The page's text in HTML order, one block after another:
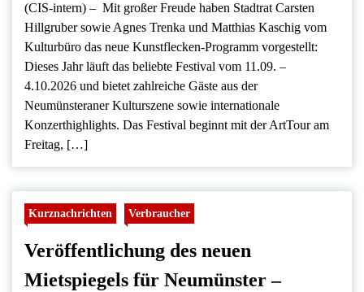
(CIS-intern) – Mit großer Freude haben Stadtrat Carsten
Hillgruber sowie Agnes Trenka und Matthias Kaschig vom
Kulturbüro das neue Kunstflecken-Programm vorgestellt:
Dieses Jahr läuft das beliebte Festival vom 11.09. –
4.10.2026 und bietet zahlreiche Gäste aus der
Neumünsteraner Kulturszene sowie internationale
Konzerthighlights. Das Festival beginnt mit der ArtTour am
Freitag, […]
Kurznachrichten Verbraucher
Veröffentlichung des neuen
Mietspiegels für Neumünster –